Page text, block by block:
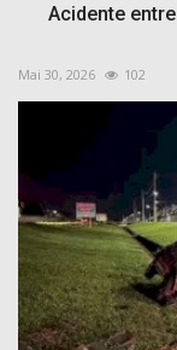
Acidente
Mai 30, 2026 102